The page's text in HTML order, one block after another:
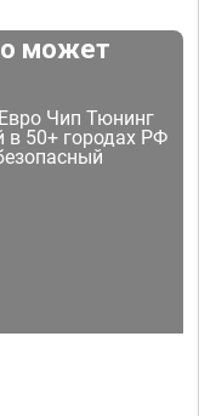
может
Чип Тюнинг
в 50+ городах РФ